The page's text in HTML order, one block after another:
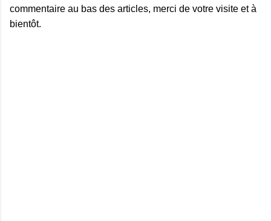
commentaire au bas des articles, merci de votre visite et à
bientôt.